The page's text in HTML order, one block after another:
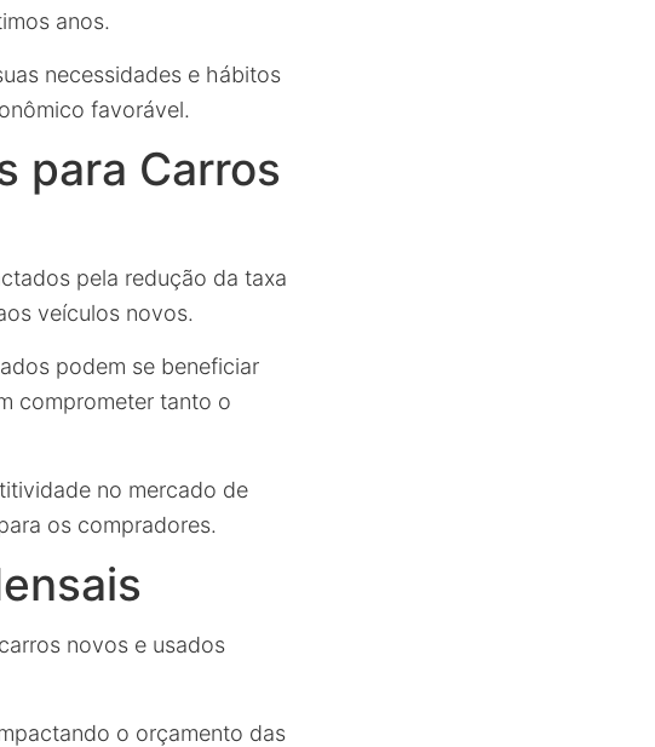
anos.
necessidades e hábitos
favorável.
para Carros
pela redução da taxa
veículos novos.
podem se beneficiar
comprometer tanto o
no mercado de
os compradores.
novos e usados
o orçamento das